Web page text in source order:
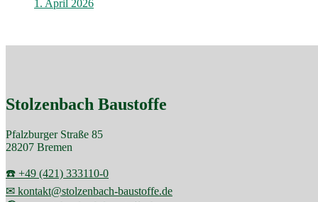
1. April 2026
Stolzenbach Baustoffe
Pfalzburger Straße 85
28207 Bremen
☎️ +49 (421) 333110-0
✉ kontakt@stolzenbach-baustoffe.de